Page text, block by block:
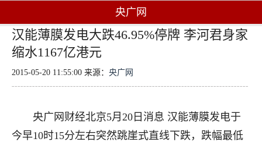
央广网
汉能薄膜发电大跌46.95%停牌 李河君身家
缩水1167亿港元
2015-05-20 11:55:00 来源： 央广网
央广网财经北京5月20日消息 汉能薄膜发电于
今早10时15分左右突然跳崖式直线下跌，跌幅最低